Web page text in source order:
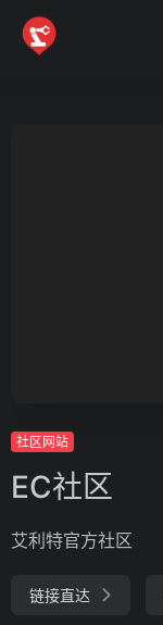
社区网站
EC社区
艾利特官方社区
链接直达